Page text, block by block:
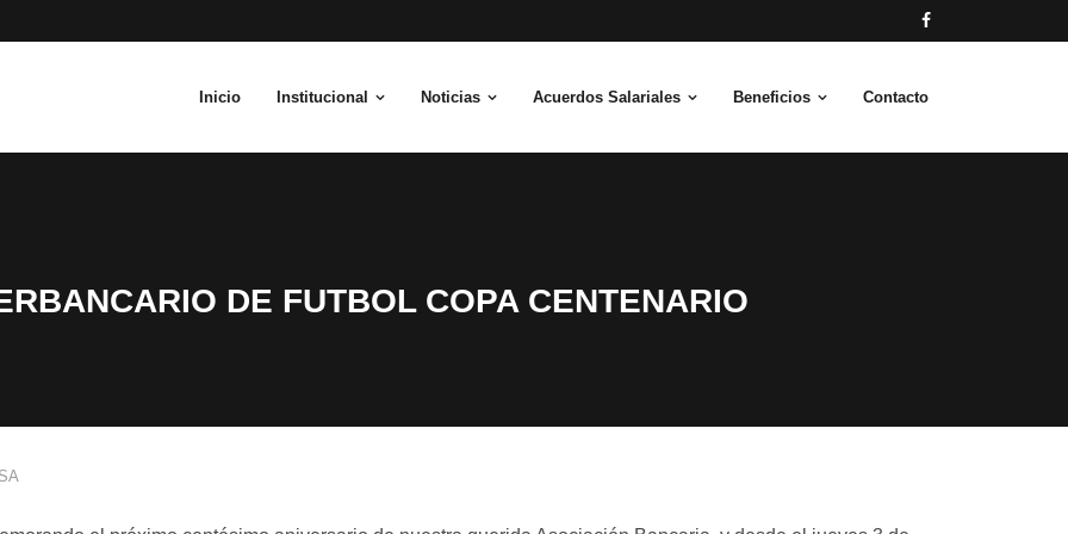
Inicio Institucional Noticias Acuerdos Salariales Beneficios Contacto
DE FUTBOL COPA CENTENARIO